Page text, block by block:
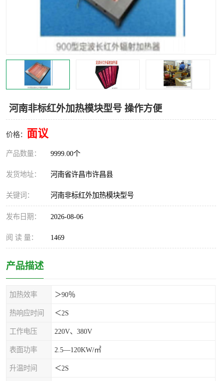
河南非标红外加热模块型号 操作方便
价格： 面议
产品数量： 9999.00个
发货地址： 河南省许昌市许昌县
关键词： 河南非标红外加热模块型号
发布日期： 2026-08-06
阅 读 量： 1469
产品描述
加热效率 ＞90％
热响应时间 ＜2S
工作电压 220V、380V
表面功率 2.5—120KW/㎡
升温时间 ＜2S
红外加热控制器
热环境试验设备
红外辐射表面材料 定波长红外辐射加热器
快速红外辐射聚焦炉